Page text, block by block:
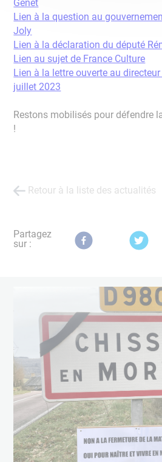
Genet
Lien à la question au
Joly
Lien à la déclaration du député
Lien au sujet de France Culture
Lien à la lettre ouverte au directeur
juillet 2023
Restons mobilisés pour défendre
!
Retour à la liste des actualités
Partagez
sur :